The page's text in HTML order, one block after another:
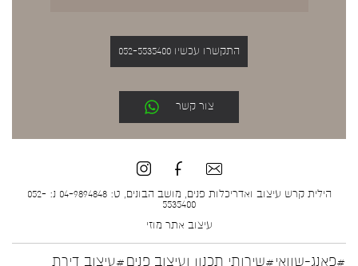
התקשרו עכשיו 052-5535400
צור קשר
הילית קרש עיצוב ואדריכלות פנים, מושב הבונים, ט: 04-9894848 נ: 052-
5535400
עיצוב אתר מוזי
#פאנג-שוואי#שירותי תכנון ועיצוב פנים#עיצוב דירת